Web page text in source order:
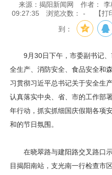
来源：揭阳新闻网 作者： 李
09:27:35
浏览次数： - 【打
到：
9月30日下午，市委副书记、
全生产、消防安全、食品安全和
习贯彻习近平总书记关于安全生
认真落实中央、省、市的工作部
年行动，抓实抓细国庆假期各项
和的节日氛围。
在晓翠路与建阳路交叉路口示
目揭阳南站，支光南一行检查市